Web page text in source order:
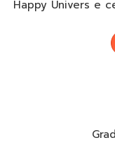
Happy Univers e